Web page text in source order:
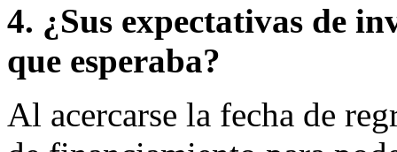
4. ¿Sus expectativas de
que esperaba?
Al acercarse la fecha de